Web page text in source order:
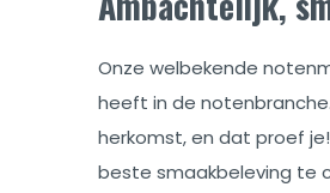
Onze welbekende
heeft in de
herkomst, en dat proef
beste smaakbeleving te